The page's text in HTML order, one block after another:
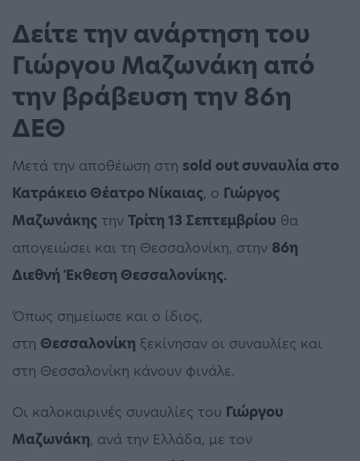
Δείτε την ανάρτηση του
Γιώργου Μαζωνάκη από
την βράβευση την 86η
ΔΕΘ
Μετά την αποθέωση στη sold out συναυλία στο
Κατράκειο Θέατρο Νίκαιας, ο Γιώργος
Μαζωνάκης την Τρίτη 13 Σεπτεμβρίου θα
απογειώσει και τη Θεσσαλονίκη, στην 86η
Διεθνή Έκθεση Θεσσαλονίκης.
Όπως σημείωσε και ο ίδιος,
στη Θεσσαλονίκη ξεκίνησαν οι συναυλίες και
στη Θεσσαλονίκη κάνουν φινάλε.
Οι καλοκαιρινές συναυλίες του Γιώργου
Μαζωνάκη, ανά την Ελλάδα, με τον